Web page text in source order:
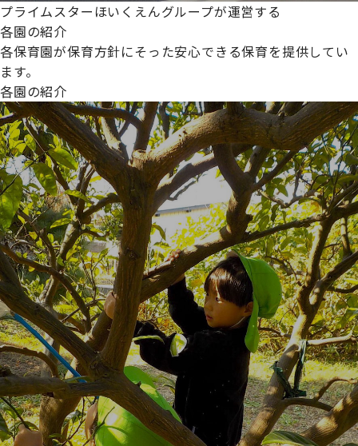
プライムスターほいくえんグループが運営する
各園の紹介
各保育園が保育方針にそった安心できる保育を提供してい
ます。
各園の紹介